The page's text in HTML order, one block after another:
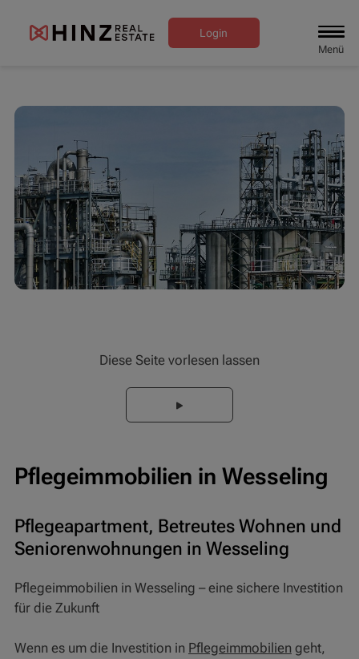
Login
Diese Seite vorlesen lassen
Pflegeimmobilien in Wesseling
Pflegeapartment, Betreutes Wohnen und
Seniorenwohnungen in Wesseling
Pflegeimmobilien in Wesseling – eine sichere Investition
für die Zukunft
Wenn es um die Investition in Pflegeimmobilien geht,